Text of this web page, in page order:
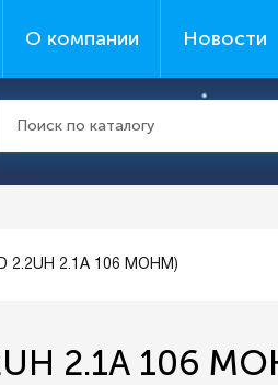
О компании Новости
2.2UH 2.1A 106 MOHM)
2.1A 106